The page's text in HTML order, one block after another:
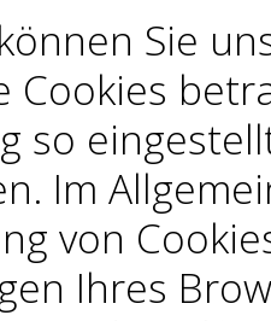
Sie
Cookies
so
Im
von
Ihres